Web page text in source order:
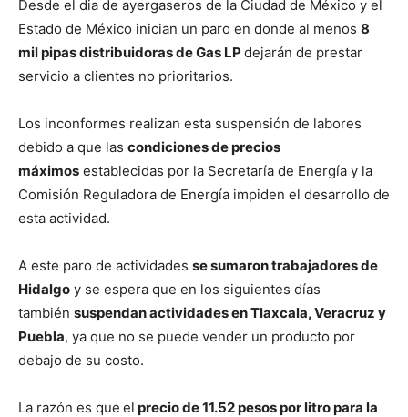
Desde el dia de ayergaseros de la Ciudad de México y el
Estado de México inician un paro en donde al menos 8
mil pipas distribuidoras de Gas LP dejarán de prestar
servicio a clientes no prioritarios.
Los inconformes realizan esta suspensión de labores
debido a que las condiciones de precios
máximos establecidas por la Secretaría de Energía y la
Comisión Reguladora de Energía impiden el desarrollo de
esta actividad.
A este paro de actividades se sumaron trabajadores de
Hidalgo y se espera que en los siguientes días
también suspendan actividades en Tlaxcala, Veracruz y
Puebla, ya que no se puede vender un producto por
debajo de su costo.
La razón es que el precio de 11.52 pesos por litro para la